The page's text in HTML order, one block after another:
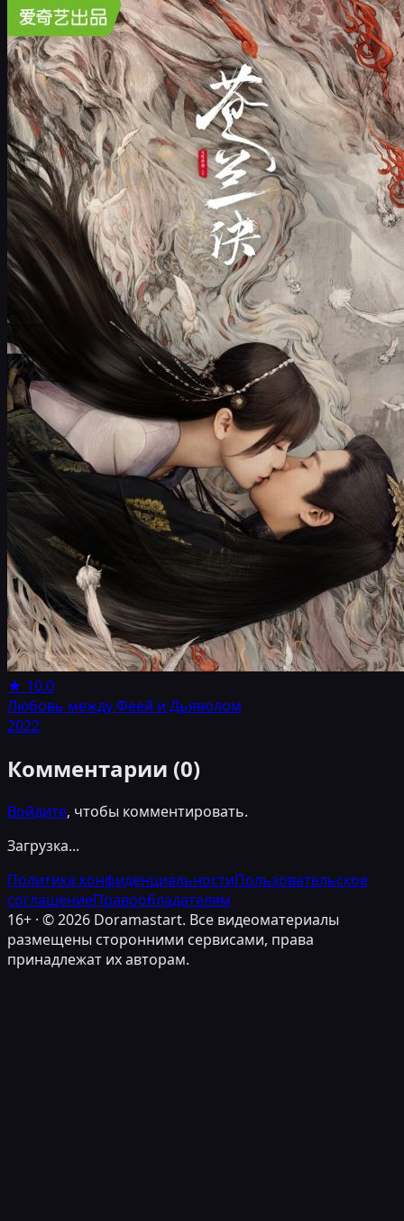
★ 10.0
Любовь между Феей и Дьяволом
2022
Комментарии (0)
Войдите, чтобы комментировать.
Загрузка...
Политика конфиденциальностиПользовательское
соглашениеПравообладателям
16+ · ©2026 Doramastart. Все видеоматериалы
размещены сторонними сервисами, права
принадлежат их авторам.